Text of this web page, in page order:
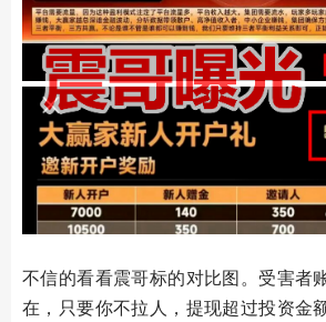
不信的看看震哥标的对比图。受害者
在，只要你不拉人，提现超过投资金